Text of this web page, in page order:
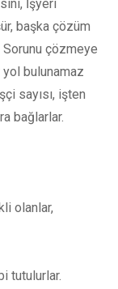
İşyeri
başka çözüm
Sorunu çözmeye
bulunamaz
sayısı, işten
bağlarlar.
olanlar,
tutulurlar.